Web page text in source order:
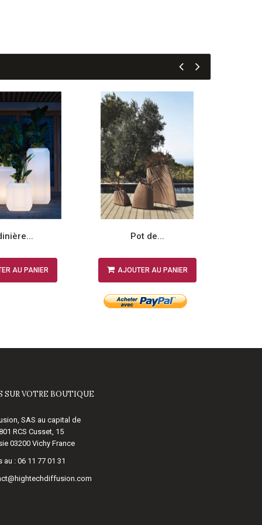
AU PANIER
Pot de...
AJOUTER AU PANIER
SUR VOTRE BOUTIQUE
SAS au capital de
RCS Cusset, 15
03200 Vichy France
au : 06 11 77 01 31